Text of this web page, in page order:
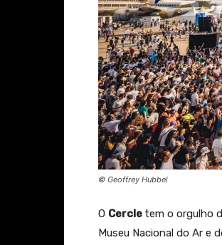
© Geoffrey Hubbel
O Cercle tem o orgulho
Museu Nacional do Ar e